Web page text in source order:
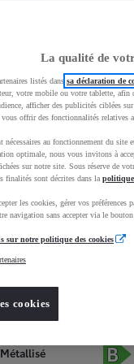
Services
Occasions
La qualité de
listés dans sa déclaration de
votre mobile ou votre tablette, afin
afficher des publicités ciblées
offrir des fonctionnalités relatives
nécessaires au fonctionnement du site
optimale, nous vous invitons à
sur notre site. Sous réserve de
finalités sont décrites dans la politique
les cookies, gérer vos
navigation sans accepter via le
sur notre politique des cookies
cookies